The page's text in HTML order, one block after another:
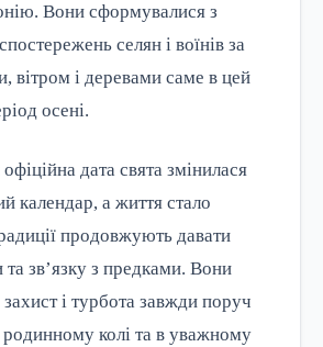
Вони сформувалися з
селян і воїнів за
вітром і деревами саме в цей
осені.
дата свята змінилася
календар, а життя стало
продовжують давати
та зв’язку з предками. Вони
і турбота завжди поруч
колі та в уважному